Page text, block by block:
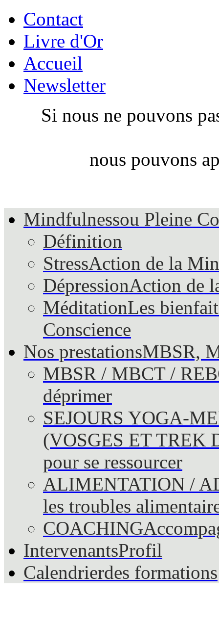
Contact
Livre d'Or
Accueil
Newsletter
Si nous ne pouvons
nous pouvons
Mindfulnessou Pleine
Définition
StressAction de la
DépressionAction de
MéditationLes
Conscience
Nos prestationsMBSR,
MBSR / MBCT /
déprimer
SEJOURS YOGA-
(VOSGES ET TREK
pour se ressourcer
ALIMENTATION /
les troubles
COACHING
IntervenantsProfil
Calendrierdes formations